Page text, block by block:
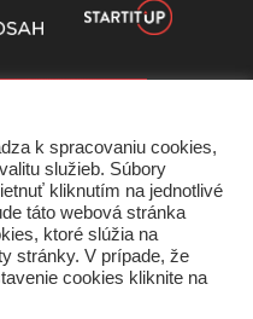
k spracovaniu cookies,
služieb. Súbory
kliknutím na jednotlivé
táto webová stránka
ktoré slúžia na
stránky. V prípade, že
cookies kliknite na